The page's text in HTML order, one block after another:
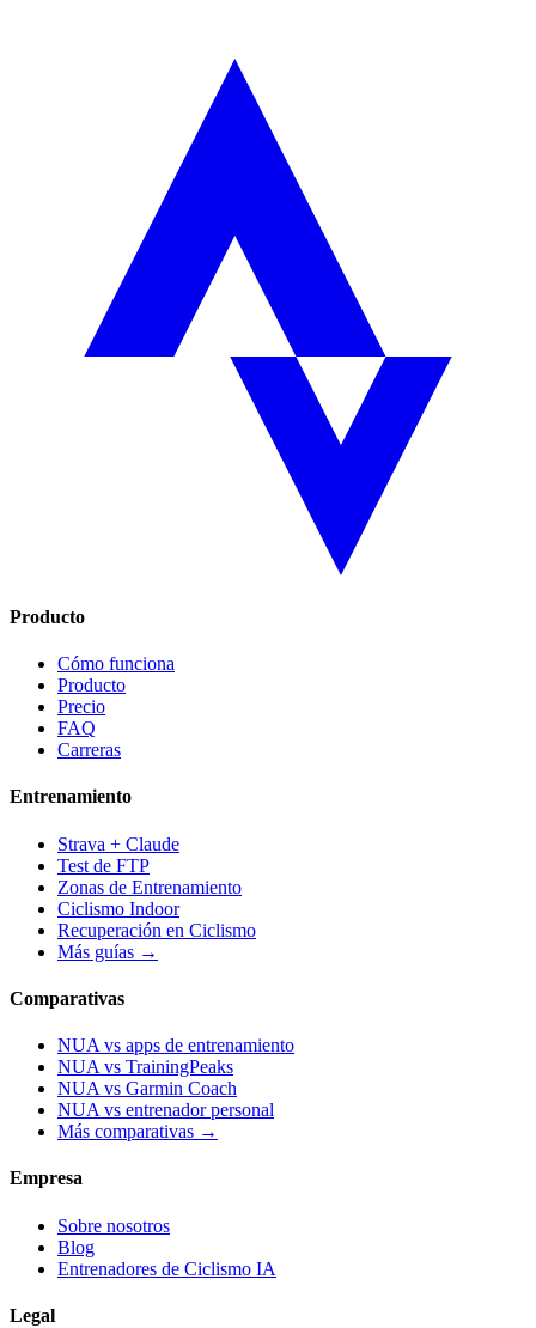
Producto
Cómo funciona
Producto
Precio
FAQ
Carreras
Entrenamiento
Strava + Claude
Test de FTP
Zonas de Entrenamiento
Ciclismo Indoor
Recuperación en Ciclismo
Más guías →
Comparativas
NUA vs apps de entrenamiento
NUA vs TrainingPeaks
NUA vs Garmin Coach
NUA vs entrenador personal
Más comparativas →
Empresa
Sobre nosotros
Blog
Entrenadores de Ciclismo IA
Legal